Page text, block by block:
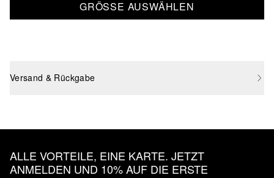
GRÖSSE AUSWÄHLEN
Versand & Rückgabe
ALLE VORTEILE, EINE KARTE. JETZT
ANMELDEN UND 10% AUF DIE ERSTE